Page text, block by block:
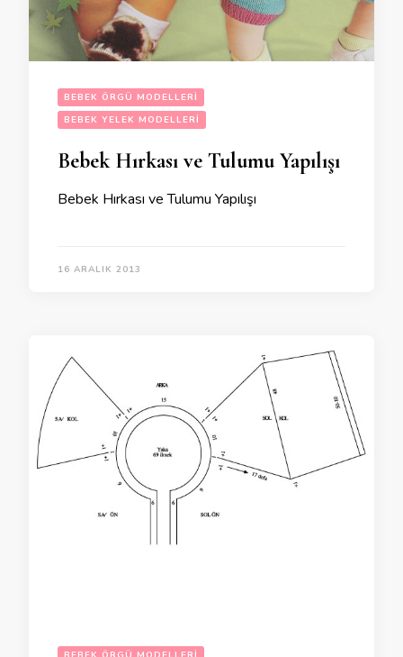
BEBEK ÖRGÜ MODELLERI
BEBEK YELEK MODELLERI
Bebek Hırkası ve Tulumu Yapılışı
Bebek Hırkası ve Tulumu Yapılışı
16 ARALIK 2013